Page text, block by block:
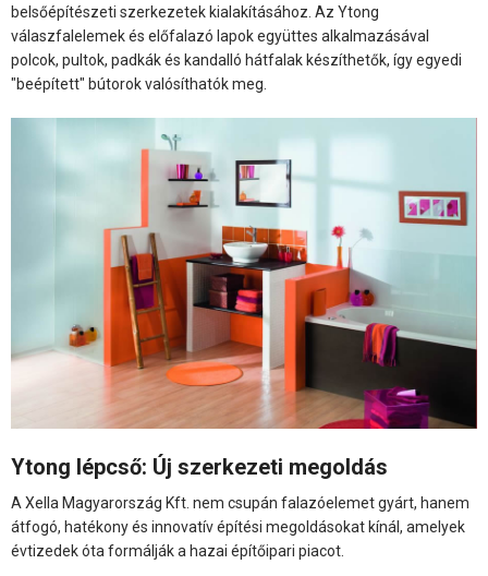
belsőépítészeti szerkezetek kialakításához. Az Ytong
válaszfalelemek és előfalazó lapok együttes alkalmazásával
polcok, pultok, padkák és kandalló hátfalak készíthetők, így egyedi
"beépített" bútorok valósíthatók meg.
Ytong lépcső: Új szerkezeti megoldás
A Xella Magyarország Kft. nem csupán falazóelemet gyárt, hanem
átfogó, hatékony és innovatív építési megoldásokat kínál, amelyek
évtizedek óta formálják a hazai építőipari piacot.